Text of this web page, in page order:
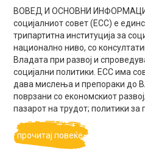
ВОВЕД И ОСНОВНИ
социјалниот совет (ЕСС) е
трипартитна институција за
национално ниво, со
Владата при развој и
социјални политики. ЕСС има
дава мислења и препораки до
поврзани со економскиот
пазарот на трудот; политики за
прочитај повеќе